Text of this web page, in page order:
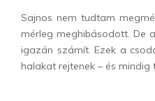
Sajnos nem tudtam
mérleg meghibásodott. De
igazán számít. Ezek a
halakat rejtenek – és